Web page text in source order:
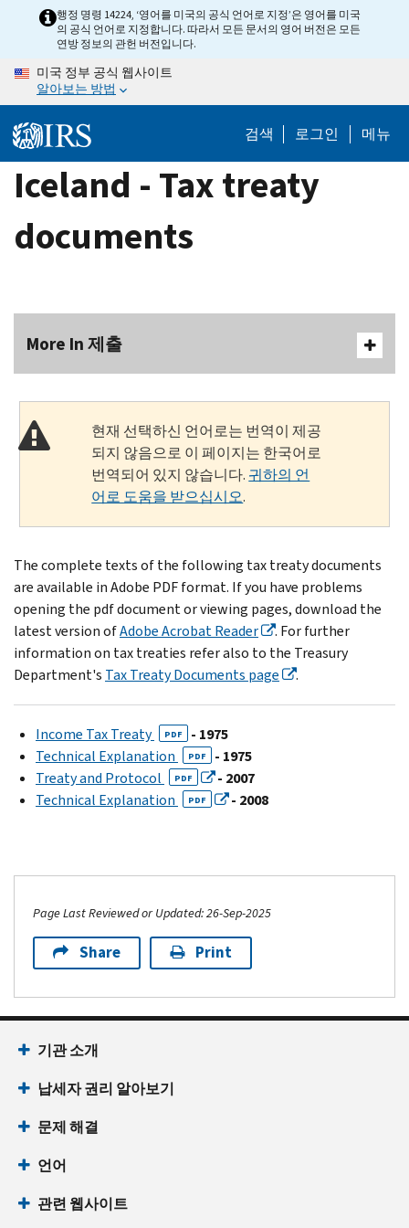
content
행정 명령 14224, ‘영어를 미국의 공식 언어로 지정’은 영어를 미국
의 공식 언어로 지정합니다. 따라서 모든 문서의 영어 버전은 모든
연방 정보의 관헌 버전입니다.
미국 정부 공식 웹사이트
알아보는 방법
검색 로그인 메뉴
Iceland - Tax treaty
documents
More In 제출
현재 선택하신 언어로는 번역이 제공
되지 않음으로 이 페이지는 한국어로
번역되어 있지 않습니다. 귀하의 언
어로 도움을 받으십시오.
The complete texts of the following tax treaty documents
are available in Adobe PDF format. If you have problems
opening the pdf document or viewing pages, download the
latest version ofAdobe Acrobat Reader
. For further
information on tax treaties refer also to the Treasury
Department's Tax Treaty Documents page .
Income Tax Treaty PDF
- 1975
Technical Explanation
PDF
- 1975
Treaty and Protocol
PDF
- 2007
Technical Explanation
PDF - 2008
Page Last Reviewed or Updated: 26-Sep-2025
Share Print
기관 소개
납세자 권리 알아보기
문제 해결
언어
관련 웹사이트